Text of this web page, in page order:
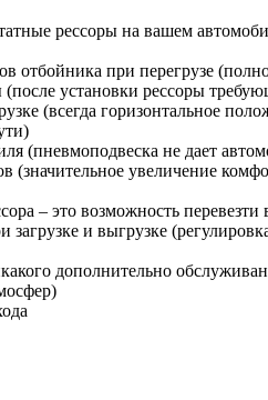
рессоры на вашем
отбойника при перегрузе
установки рессоры
(всегда горизонтальное
(пневмоподвеска не дает
(значительное увеличение
– это возможность
и выгрузке
дополнительно